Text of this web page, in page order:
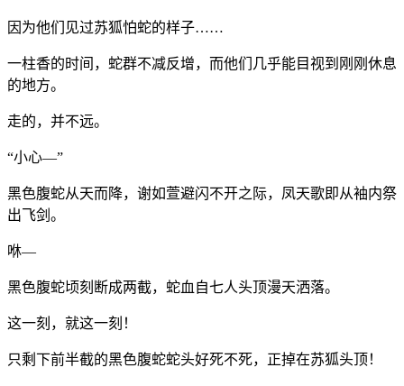
因为他们见过苏狐怕蛇的样子……
一柱香的时间，蛇群不减反增，而他们几乎能目视到刚刚休息
的地方。
走的，并不远。
“小心—”
黑色腹蛇从天而降，谢如萱避闪不开之际，凤天歌即从袖内祭
出飞剑。
咻—
黑色腹蛇顷刻断成两截，蛇血自七人头顶漫天洒落。
这一刻，就这一刻！
只剩下前半截的黑色腹蛇蛇头好死不死，正掉在苏狐头顶！